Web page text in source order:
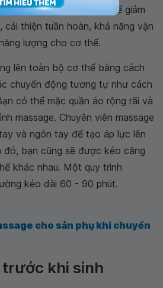
massage tích cực hơn để giảm
cải thiện tuần hoàn, khả năng vận
lượng cho cơ thể.
lên toàn bộ cơ thể bằng cách
chuyển động tương tự như cách
có thể mặc quần áo rộng rãi và
massage. Chuyên viên massage
và ngón tay để tạo áp lực lên
đó, bạn cũng sẽ được kéo căng
khác nhau. Một quy trình
kéo dài 60 - 90 phút.
cho sản phụ khi chuyển
trước khi sinh